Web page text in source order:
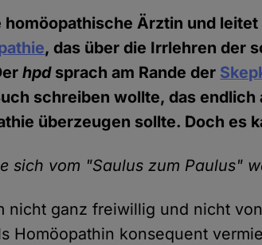
Ärztin und leitet
, das über die Irrlehren der
hpdsprach am Rande der
schreiben wollte, das endlich
überzeugen sollte. Doch es
sich vom "Saulus zum Paulus"
nicht ganz freiwillig und nicht
Homöopathin konsequent